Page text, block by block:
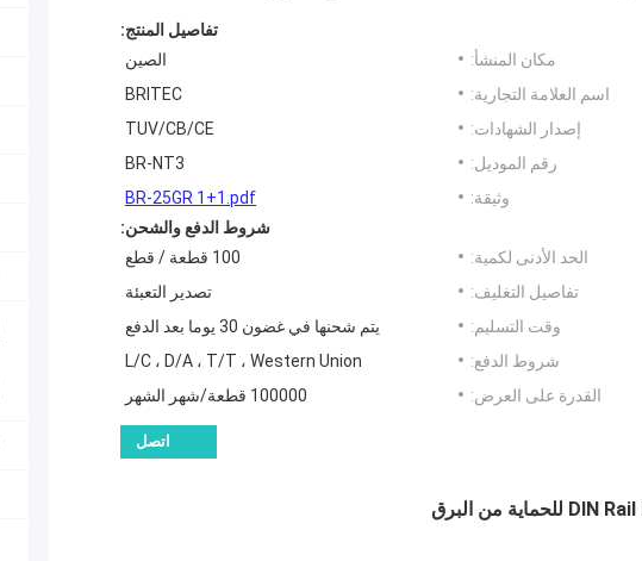
تفاصيل المنتج:
مكان المنشأ:
الصين
اسم العلامة التجارية:
BRITEC
إصدار الشهادات:
TUV/CB/CE
رقم الموديل:
BR-NT3
وثيقة:
BR-25GR 1+1.pdf
شروط الدفع والشحن:
الحد الأدنى لكمية:
100 قطعة / قطع
تفاصيل التغليف:
تصدير التعبئة
وقت التسليم:
يتم شحنها في غضون 30 يوما بعد الدفع
شروط الدفع:
L/C ، D/A ، T/T ، Western Union
القدرة على العرض:
100000 قطعة/شهر الشهر
اتصل